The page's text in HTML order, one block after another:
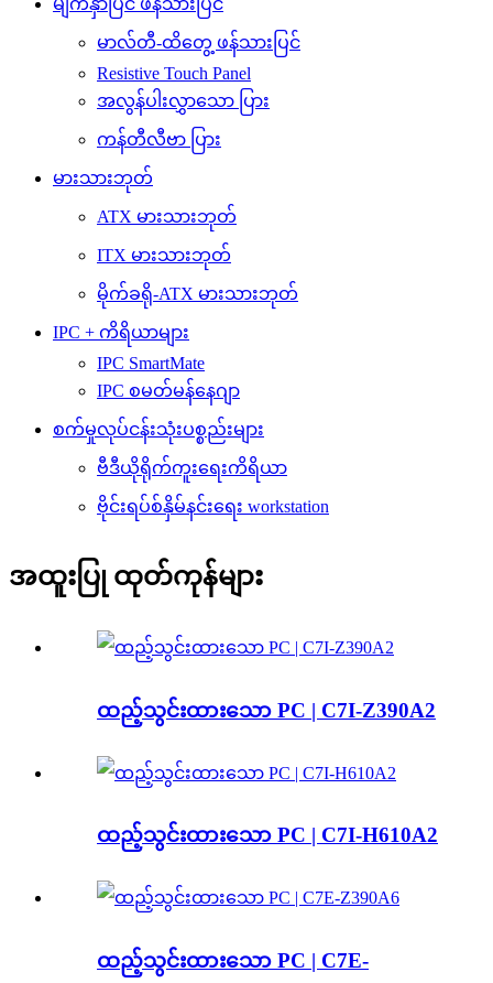
မျက်နှာပြင် ဖန်သားပြင်
မာလ်တီ-ထိတွေ့ ဖန်သားပြင်
Resistive Touch Panel
အလွန်ပါးလွှာသော ပြား
ကန်တီလီဗာ ပြား
မားသားဘုတ်
ATX မားသားဘုတ်
ITX မားသားဘုတ်
မိုက်ခရို-ATX မားသားဘုတ်
IPC + ကိရိယာများ
IPC SmartMate
IPC စမတ်မန်နေဂျာ
စက်မှုလုပ်ငန်းသုံးပစ္စည်းများ
ဗီဒီယိုရိုက်ကူးရေးကိရိယာ
ဗိုင်းရပ်စ်နှိမ်နင်းရေး workstation
အထူးပြု ထုတ်ကုန်များ
ထည့်သွင်းထားသော PC | C7I-Z390A2
ထည့်သွင်းထားသော PC | C7I-H610A2
ထည့်သွင်းထားသော PC | C7E-